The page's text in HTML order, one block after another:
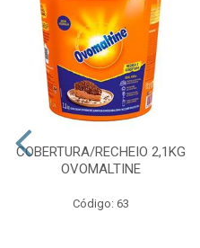
COBERTURA/RECHEIO 2,1KG
OVOMALTINE
Código: 63